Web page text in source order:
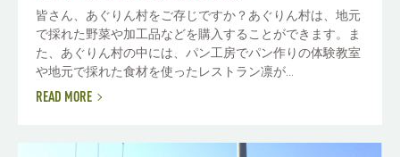
皆さん、あぐりん村をご存じですか？あぐりん村は、地元
で採れた野菜や加工品などを購入することができます。ま
た、あぐりん村の中には、パン工房でパン作りの体験教室
や地元で採れた食材を使ったレストラン凛が...
READ MORE